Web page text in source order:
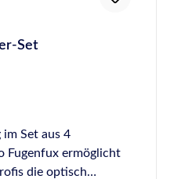
Set
Set aus 4
Fugenfux ermöglicht
die optisch